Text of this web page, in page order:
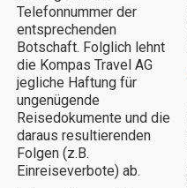
Telefonnummer der
entsprechenden
Botschaft. Folglich lehnt
die Kompas Travel AG
jegliche Haftung für
ungenügende
Reisedokumente und die
daraus resultierenden
Folgen (z.B.
Einreiseverbote) ab.